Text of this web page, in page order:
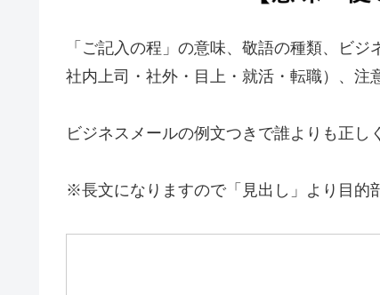
「ご記入の程」の意味、敬語の種類、ビ
社内上司・社外・目上・就活・転職）、注
ビジネスメールの例文つきで誰よりも正し
※長文になりますので「見出し」より目的